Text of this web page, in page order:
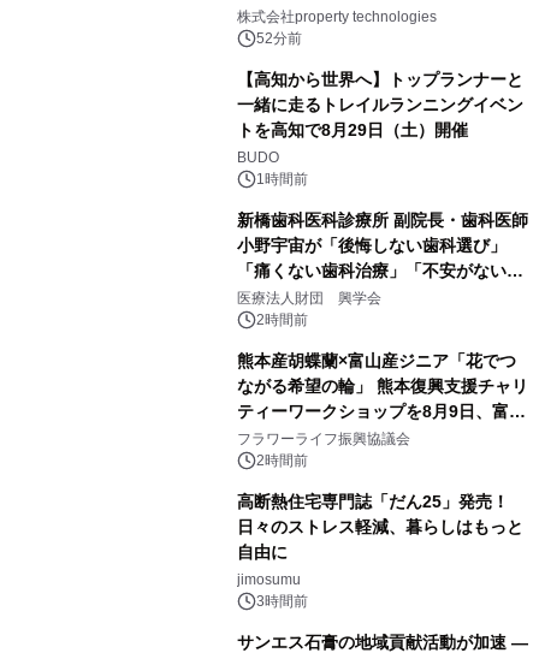
PropTechはどう組み替えるか）｜
PropTech-Lab
株式会社property technologies
52分前
【高知から世界へ】トップランナーと
一緒に走るトレイルランニングイベン
トを高知で8月29日（土）開催
BUDO
1時間前
新橋歯科医科診療所 副院長・歯科医師
小野宇宙が「後悔しない歯科選び」
「痛くない歯科治療」「不安がない治
療計画」をテーマに専門監修
医療法人財団 興学会
2時間前
熊本産胡蝶蘭×富山産ジニア「花でつ
ながる希望の輪」 熊本復興支援チャリ
ティーワークショップを8月9日、富
山・射水で開催
フラワーライフ振興協議会
2時間前
高断熱住宅専門誌「だん25」発売！
日々のストレス軽減、暮らしはもっと
自由に
jimosumu
3時間前
サンエス石膏の地域貢献活動が加速 ―